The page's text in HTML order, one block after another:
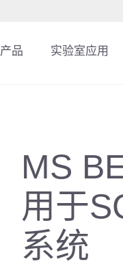
产品 实验室应用
MS
用于
系统